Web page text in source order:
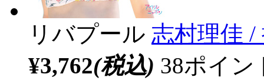
リバプール 志村理佳 /
¥3,762(税込) 38ポイ